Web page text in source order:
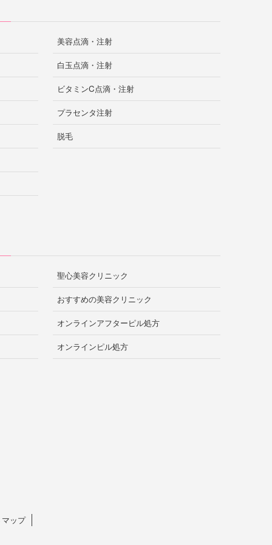
美容点滴・注射
白玉点滴・注射
ビタミンC点滴・注射
プラセンタ注射
脱毛
聖心美容クリニック
おすすめの美容クリニック
オンラインアフターピル処方
オンラインピル処方
ップ